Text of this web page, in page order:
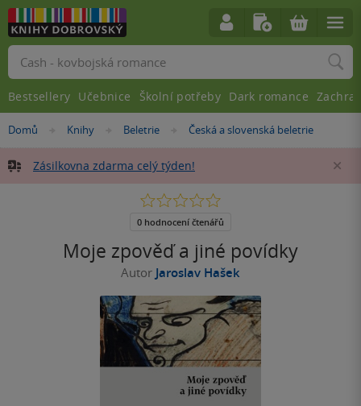
Nacházíte
zde:
Domů »
Knihy »
Beletrie »
Česká a slovenská beletrie
Zásilkovna zdarma celý týden!
Moje zpověď a jiné povídky
Autor Jaroslav Hašek
0.0
5
0 hodnocení čtenářů
Vyhledávání
Bestsellery Učebnice Školní potřeby Dark romance